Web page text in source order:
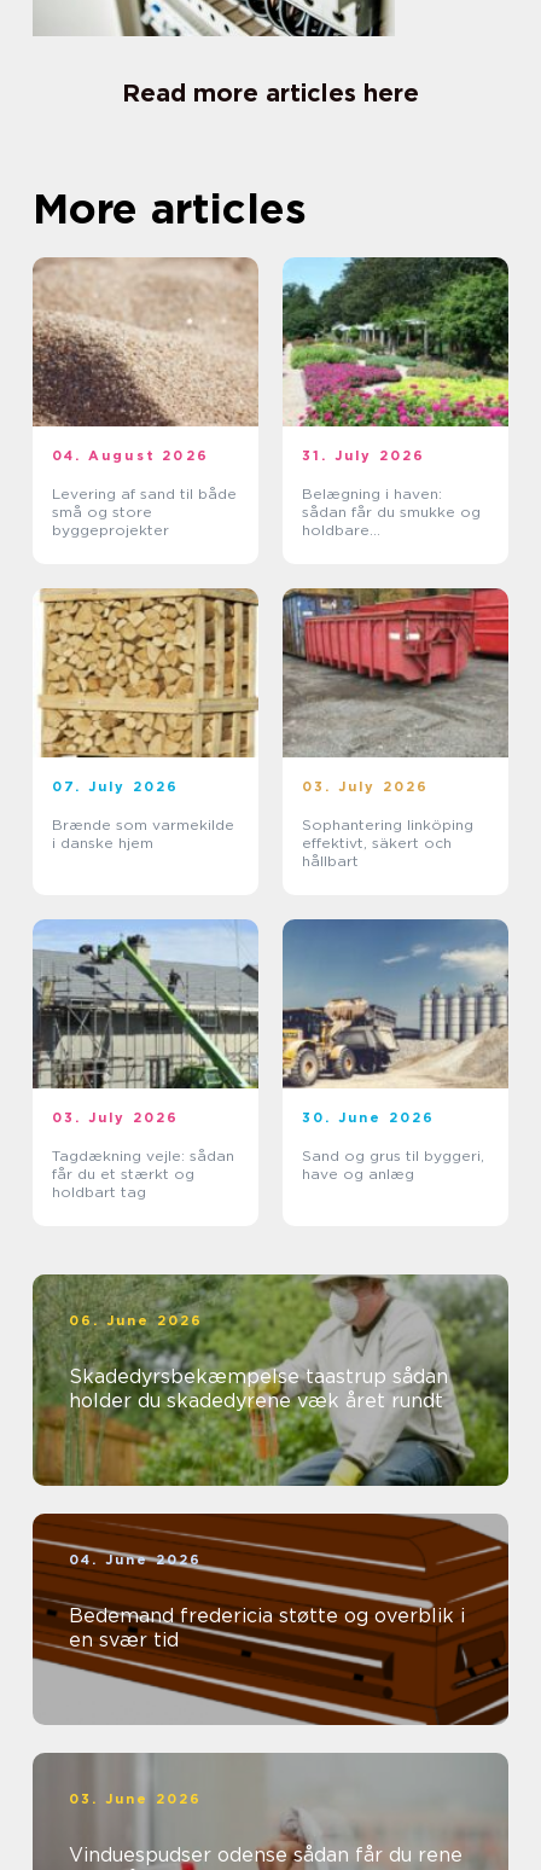
Read more articles here
More articles
04. August 2026
Levering af sand til både
små og store
byggeprojekter
31. July 2026
Belægning i haven:
sådan får du smukke og
holdbare
07. July 2026
Brænde som varmekilde
i danske hjem
03. July 2026
Sophantering linköping
effektivt, säkert och
hållbart
03. July 2026
Tagdækning vejle: sådan
får du et stærkt og
holdbart tag
30. June 2026
Sand og grus til byggeri,
have og anlæg
06. June 2026
Skadedyrsbekæmpelse taastrup sådan
holder du skadedyrene væk året rundt
04. June 2026
Bedemand fredericia støtte og overblik i
en svær tid
03. June 2026
Vinduespudser odense sådan får du rene